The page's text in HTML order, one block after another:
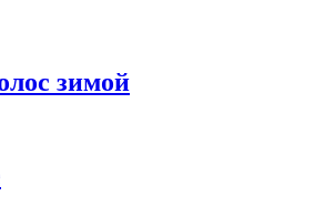
зимой